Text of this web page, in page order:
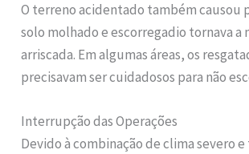
O terreno acidentado também causou
solo molhado e escorregadio tornava a
arriscada. Em algumas áreas, os
precisavam ser cuidadosos para não
Interrupção das Operações
Devido à combinação de clima severo